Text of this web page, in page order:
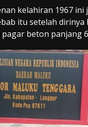
kelahiran 1967
itu setelah
beton panjang